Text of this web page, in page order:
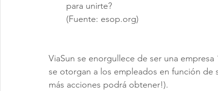
para unirte?
(Fuente: esop.org)
ViaSun se enorgullece de ser una empresa
se otorgan a los empleados en función
más acciones podrá obtener!).